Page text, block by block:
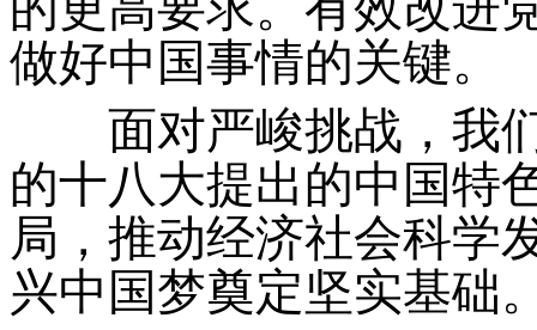
做好中国事情的关键。
面对严峻挑战，我们
的十八大提出的中国特
局，推动经济社会科学
兴中国梦奠定坚实基础